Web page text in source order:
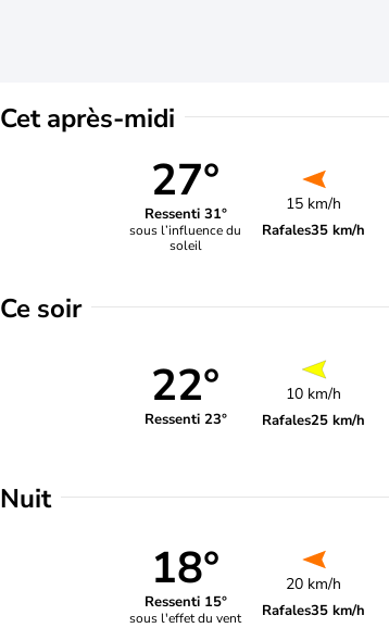
Cet après-midi
27°
Ressenti 31°
sous l’influence du
soleil
15 km/h
Rafales35 km/h
Ce soir
22°
Ressenti 23°
10 km/h
Rafales25 km/h
Nuit
18°
Ressenti 15°
sous l'effet du vent
20 km/h
Rafales35 km/h